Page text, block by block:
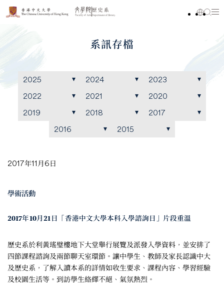
系訊存檔
2025 2024
2023
2022
2021
2020
2019
2018
2017
2016
2015
2017年11月6日
學術活動
2017年10月21日「香港中文大學本科入學諮詢日」片段重溫
歷史系於利黃瑤璧樓地下大堂舉行展覽及派發入學資料，並安排了
四節課程諮詢及兩節聊天室環節。讓中學生、教師及家長認識中大
及歷史系，了解入讀本系的詳情如收生要求、課程內容、學習經驗
及校園生活等。到訪學生絡繹不絕、氣氛熱烈。